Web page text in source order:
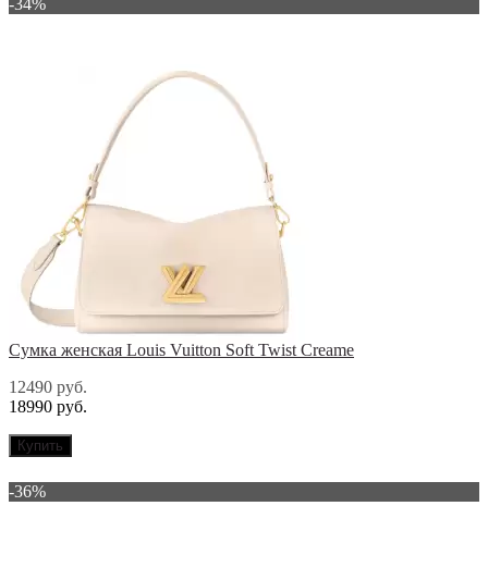
Сумка женская Louis Vuitton Soft Twist Creame
12490 руб.
18990 руб.
Купить
-36%